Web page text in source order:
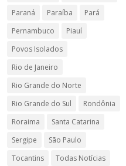
Paraná
Paraíba
Pará
Pernambuco
Piauí
Povos Isolados
Rio de Janeiro
Rio Grande do Norte
Rio Grande do Sul
Rondônia
Roraima
Santa Catarina
Sergipe
São Paulo
Tocantins
Todas Notícias